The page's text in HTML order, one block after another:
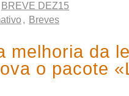
BREVE DEZ15
, Breves
melhoria da
o pacote